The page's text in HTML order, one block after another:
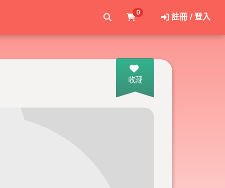
0 註冊 / 登入
收藏